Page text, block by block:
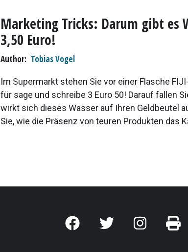
Marketing Tricks: Darum gibt es
3,50 Euro!
Author Tobias Vogel
Im Supermarkt stehen Sie vor einer Flasche
für sage und schreibe 3 Euro 50! Darauf fallen
wirkt sich dieses Wasser auf Ihren Geldbeutel
Sie, wie die Präsenz von teuren Produkten das